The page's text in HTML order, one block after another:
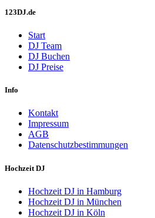
123DJ.de
Start
DJ Team
DJ Buchen
DJ Preise
Info
Kontakt
Impressum
AGB
Datenschutzbestimmungen
Hochzeit DJ
Hochzeit DJ in Hamburg
Hochzeit DJ in München
Hochzeit DJ in Köln